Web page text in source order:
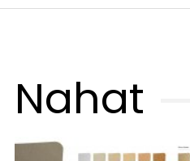
Nahat